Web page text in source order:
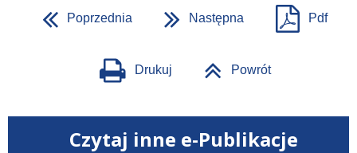
Poprzednia Następna Pdf
Drukuj Powrót
Czytaj inne e-Publikacje